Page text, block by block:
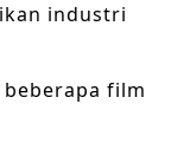
industri
film